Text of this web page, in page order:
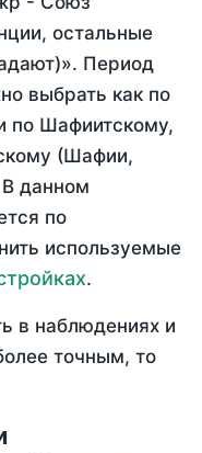
остальные
Период
выбрать как по
по Шафиитскому,
(Шафии,
данном
по
используемые
.
в наблюдениях и
точным, то